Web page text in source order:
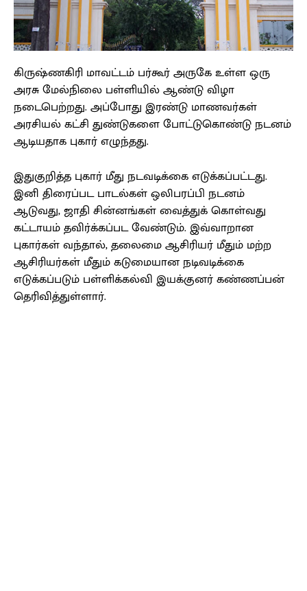
கிருஷ்ணகிரி மாவட்டம் பர்கூர் அருகே உள்ள ஒரு
அரசு மேல்நிலை பள்ளியில் ஆண்டு விழா
நடைபெற்றது. அப்போது இரண்டு மாணவர்கள்
அரசியல் கட்சி துண்டுகளை போட்டுகொண்டு நடனம்
ஆடியதாக புகார் எழுந்தது.
இதுகுறித்த புகார் மீது நடவடிக்கை எடுக்கப்பட்டது.
இனி திரைப்பட பாடல்கள் ஒலிபரப்பி நடனம்
ஆடுவது, ஜாதி சின்னங்கள் வைத்துக் கொள்வது
கட்டாயம் தவிர்க்கப்பட வேண்டும். இவ்வாறான
புகார்கள் வந்தால், தலைமை ஆசிரியர் மீதும் மற்ற
ஆசிரியர்கள் மீதும் கடுமையான நடிவடிக்கை
எடுக்கப்படும் பள்ளிக்கல்வி இயக்குனர் கண்ணப்பன்
தெரிவித்துள்ளார்.